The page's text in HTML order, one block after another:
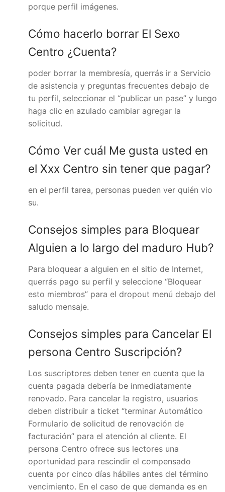
porque perfil imágenes.
Cómo hacerlo borrar El Sexo
Centro ¿Cuenta?
poder borrar la membresía, querrás ir a Servicio
de asistencia y preguntas frecuentes debajo de
tu perfil, seleccionar el “publicar un pase” y luego
haga clic en azulado cambiar agregar la
solicitud.
Cómo Ver cuál Me gusta usted en
el Xxx Centro sin tener que pagar?
en el perfil tarea, personas pueden ver quién vio
su.
Consejos simples para Bloquear
Alguien a lo largo del maduro Hub?
Para bloquear a alguien en el sitio de Internet,
querrás pago su perfil y seleccione “Bloquear
esto miembros” para el dropout menú debajo del
saludo mensaje.
Consejos simples para Cancelar El
persona Centro Suscripción?
Los suscriptores deben tener en cuenta que la
cuenta pagada debería be inmediatamente
renovado. Para cancelar la registro, usuarios
deben distribuir a ticket “terminar Automático
Formulario de solicitud de renovación de
facturación” para el atención al cliente. El
persona Centro ofrece sus lectores una
oportunidad para rescindir el compensado
cuenta por cinco días hábiles antes del término
vencimiento. En el caso de que demanda es en